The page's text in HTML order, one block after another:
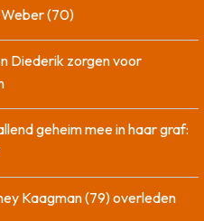
(70)
Diederik zorgen voor
geheim mee in haar graf:
Kaagman (79) overleden